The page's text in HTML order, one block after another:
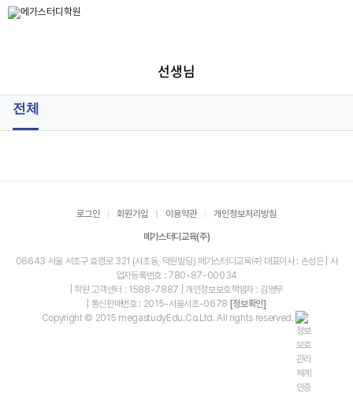
선생님
전체
로그인 회원가입 이용약관 개인정보처리방침
메가스터디교육(주)
06643 서울 서초구 효령로 321 (서초동, 덕원빌딩) 메가스터디교육㈜ 대표이사 : 손성은 | 사
업자등록번호 : 780-87-00034
| 학원 고객센터 : 1588-7887 | 개인정보보호책임자 : 김영무
| 통신판매번호 : 2015-서울서초-0678 [정보확인]
Copyright © 2015 megastudyEdu.Co.Ltd. All rights reserved.